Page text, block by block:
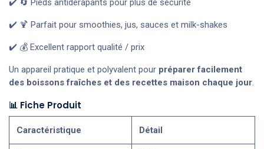
✔️ 🔄 Pieds antidérapants pour plus de sécurité
✔️ 🍹 Parfait pour smoothies, jus, sauces et milk-shakes
✔️ 💰 Excellent rapport qualité / prix
Un appareil pratique et polyvalent pour préparer facilement
des boissons fraîches et des recettes maison chaque jour.
📊 Fiche Produit
Caractéristique Détail